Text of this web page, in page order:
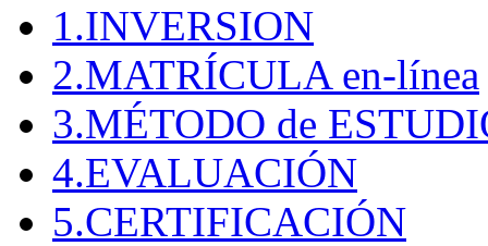
1.INVERSION
2.MATRÍCULA en-línea
3.MÉTODO de
4.EVALUACIÓN
5.CERTIFICACIÓN